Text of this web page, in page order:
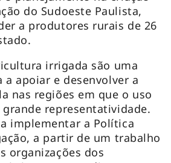
do Sudoeste Paulista,
a produtores rurais de 26
irrigada são uma
apoiar e desenvolver a
nas regiões em que o uso
representatividade.
implementar a Política
a partir de um trabalho
organizações dos